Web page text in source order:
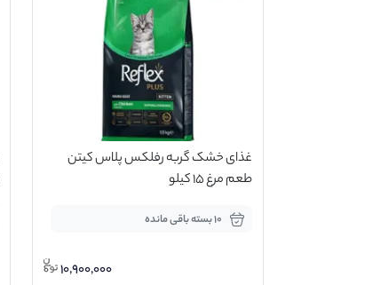
غذای خشک گربه رفلکس پلاس کیتن
طعم مرغ 15 کیلو
10 بسته باقی مانده
10,900,000